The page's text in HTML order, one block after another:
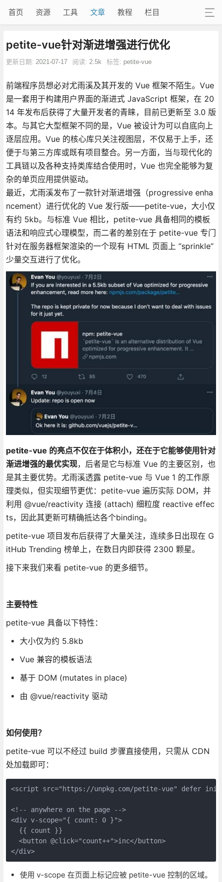
首页 资源 工具 文章 教程 栏目
petite-vue针对渐进增强进行优化
更新日期: 2021-07-17 阅读: 2.5k 标签: petite-vue
前端程序员想必对尤雨溪及其开发的 Vue 框架不陌生。Vue
是一套用于构建用户界面的渐进式 JavaScript 框架，在 20
14 年发布后获得了大量开发者的青睐，目前已更新至 3.0 版
本。与其它大型框架不同的是，Vue 被设计为可以自底向上
逐层应用。Vue 的核心库只关注视图层，不仅易于上手，还
便于与第三方库或既有项目整合。另一方面，当与现代化的
工具链以及各种支持类库结合使用时，Vue 也完全能够为复
杂的单页应用提供驱动。
最近，尤雨溪发布了一款针对渐进增强（progressive enha
ncement）进行优化的 Vue 发行版——petite-vue，大小仅
有约 5kb。与标准 Vue 相比，petite-vue 具备相同的模板
语法和响应式心理模型，而二者的差别在于 petite-vue 专门
针对在服务器框架渲染的一个现有 HTML 页面上 “sprinkle”
少量交互进行了优化。
petite-vue 的亮点不仅在于体积小，还在于它能够使用针对
渐进增强的最优实现，后者是它与标准 Vue 的主要区别，也
是其主要优势。尤雨溪透露 petite-vue 与 Vue 1 的工作原
理类似，但实现细节更优：petite-vue 遍历实际 DOM，并
利用 @vue/reactivity 连接 (attach) 细粒度 reactive effec
ts，因此其更新可精确抵达各个binding。
petite-vue 项目发布后获得了大量关注，连续多日出现在 G
itHub Trending 榜单上，在数日内即获得 2300 颗星。
接下来我们来看 petite-vue 的更多细节。
主要特性
petite-vue 具备以下特性：
大小仅为约 5.8kb
Vue 兼容的模板语法
基于 DOM (mutates in place)
由 @vue/reactivity 驱动
如何使用？
petite-vue 可以不经过 build 步骤直接使用，只需从 CDN
处加载即可：
<script src="https://unpkg.com/petite-vue" defer
<!-- anywhere on the page -->
<div v-scope="{ count: 0 }">
{{ count }}
<button @click="count++">inc</button>
</div>
使用 v-scope 在页面上标记应被 petite-vue 控制的区域。